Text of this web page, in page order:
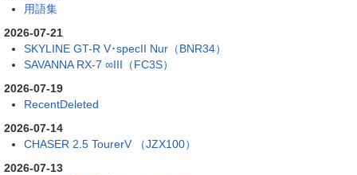
用語集
2026-07-21
SKYLINE GT-R V･specII Nur（BNR34）
SAVANNA RX-7 ∞III（FC3S）
2026-07-19
RecentDeleted
2026-07-14
CHASER 2.5 TourerV （JZX100）
2026-07-13